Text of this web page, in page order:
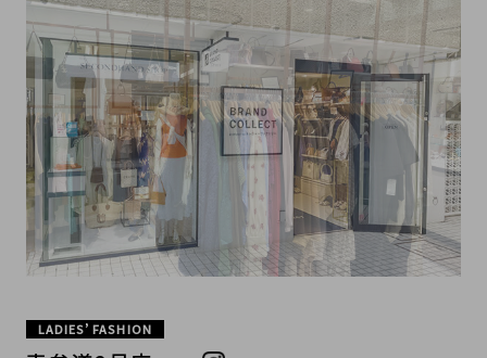
LADIES’ FASHION